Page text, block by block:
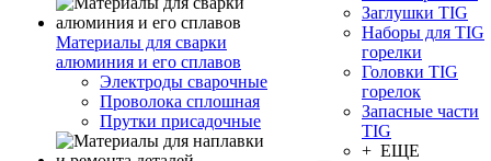
Материалы для сварки
алюминия и его сплавов
Электроды сварочные
Проволока сплошная
Прутки присадочные
Заглушки TIG
Наборы для TIG
горелки
Головки TIG
горелок
Запасные части
TIG
+ ЕЩЕ